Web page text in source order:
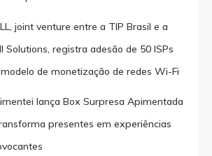
joint venture entre a TIP Brasil e a
Solutions, registra adesão de 50 ISPs
de monetização de redes Wi-Fi
lança Box Surpresa Apimentada
presentes em experiências